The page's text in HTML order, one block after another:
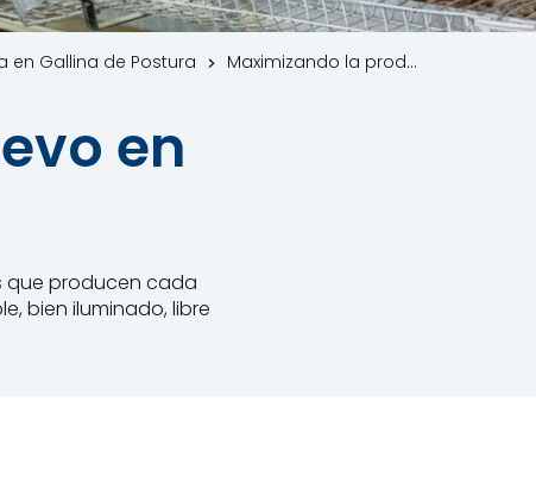
en Gallina de Postura Maximizando la producción de huevo en Gallinas Ponedoras
en
que producen cada
bien iluminado, libre